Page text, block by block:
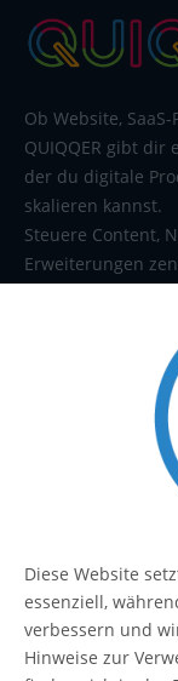
Ob Website,
QUIQQER gibt dir
der du digitale
skalieren kannst.
Steuere Content,
Erweiterungen
QUIQQER
Diese Website
essenziell,
verbessern und
Hinweise zur